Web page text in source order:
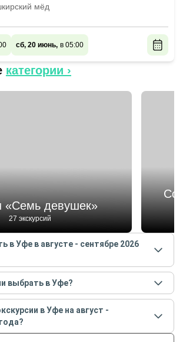
мёд
сб, 20 июнь, в 05:00
категории ›
«Семь девушек»
27 экскурсий
в Уфе в августе - сентябре 2026
местав Уфев августе -
года:
девушек»
Пресвятой Богородицы
Юлаеву
выбрать в Уфе?
экскурсиив Уфев августе -
года:
индивидуальная обзорная
в Уфе на август -